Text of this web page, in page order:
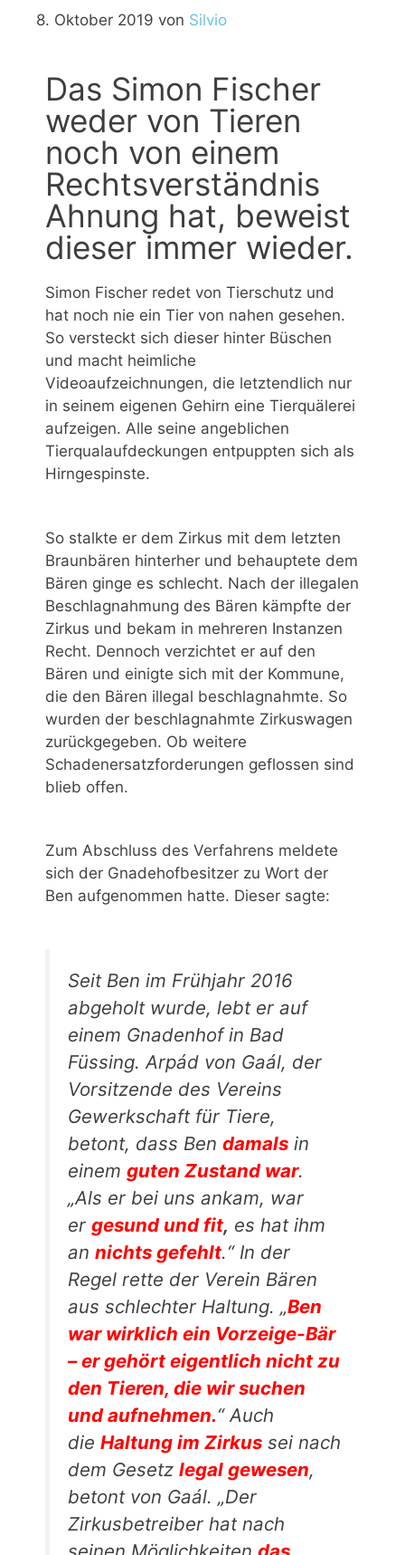
8. Oktober 2019 von Silvio
Das Simon Fischer
weder von Tieren
noch von einem
Rechtsverständnis
Ahnung hat, beweist
dieser immer wieder.
Simon Fischer redet von Tierschutz und
hat noch nie ein Tier von nahen gesehen.
So versteckt sich dieser hinter Büschen
und macht heimliche
Videoaufzeichnungen, die letztendlich nur
in seinem eigenen Gehirn eine Tierquälerei
aufzeigen. Alle seine angeblichen
Tierqualaufdeckungen entpuppten sich als
Hirngespinste.
So stalkte er dem Zirkus mit dem letzten
Braunbären hinterher und behauptete dem
Bären ginge es schlecht. Nach der illegalen
Beschlagnahmung des Bären kämpfte der
Zirkus und bekam in mehreren Instanzen
Recht. Dennoch verzichtet er auf den
Bären und einigte sich mit der Kommune,
die den Bären illegal beschlagnahmte. So
wurden der beschlagnahmte Zirkuswagen
zurückgegeben. Ob weitere
Schadenersatzforderungen geflossen sind
blieb offen.
Zum Abschluss des Verfahrens meldete
sich der Gnadehofbesitzer zu Wort der
Ben aufgenommen hatte. Dieser sagte:
Seit Ben im Frühjahr 2016
abgeholt wurde, lebt er auf
einem Gnadenhof in Bad
Füssing. Arpád von Gaál, der
Vorsitzende des Vereins
Gewerkschaft für Tiere,
betont, dass Ben damals in
einem guten Zustand war.
„Als er bei uns ankam, war
er gesund und fit, es hat ihm
an nichts gefehlt.“ In der
Regel rette der Verein Bären
aus schlechter Haltung. „Ben
war wirklich ein Vorzeige-Bär
– er gehört eigentlich nicht zu
den Tieren, die wir suchen
und aufnehmen.“ Auch
die Haltung im Zirkus sei nach
dem Gesetz legal gewesen,
betont von Gaál. „Der
Zirkusbetreiber hat nach